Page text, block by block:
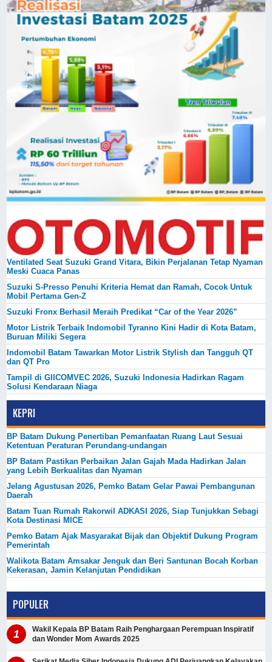
Ventilated Seat Suzuki Grand Vitara, Bikin Perjalanan Tetap Nyaman
Meski Cuaca Panas
Suzuki S-Presso Penuhi Kriteria Hemat dan Ramah, Cocok Untuk
Mobil Pertama Gen-Z
Suzuki Fronx Berhasil Meraih Predikat “Car of the Year 2026”
Motor Listrik Terbaik Indomobil Tyranno Kini Hadir di Kota Batam,
Buruan Miliki Segera
Indomobil Batam Tawarkan Motor Listrik Stylish dan Tangguh QT
dan QT Pro
Tampil di GIICOMVEC 2026, Suzuki Indonesia Hadirkan Ragam
Solusi Kendaraan Niaga
KEPRI
BP Batam Dukung Penertiban Pemanfaatan Ruang Laut Sesuai
Ketentuan Peraturan Perundang-undangan
BP Batam Pastikan Perbaikan Jalan Gajah Mada Hadirkan Jalan
yang Lebih Berkualitas dan Nyaman
Jelang Agustusan 2026, Pemko Batam Gelar Pawai Pembangunan
Daerah
Batam Tuan Rumah Rakorwil ADKASI 2026, Siap Tunjukkan Sebagi
Kota Destinasi MICE
Pemko Batam Ajak Masyarakat Bijak dan Objektif Dukung Program
Pemerintah
Walikota Batam Amsakar Jenguk dan Beri Santunan Bocah Korban
Kekerasan, Jamin Kelanjutan Pendidikan
POPULER
Wakil Kepala BP Batam Raih Penghargaan Perempuan Inspiratif
dan Wonder Mom Awards 2025